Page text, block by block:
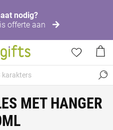
nodig?
offerte aan
MET HANGER